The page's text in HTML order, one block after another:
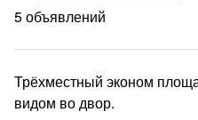
5 объявлений
Трёхместный эконом
видом во двор.